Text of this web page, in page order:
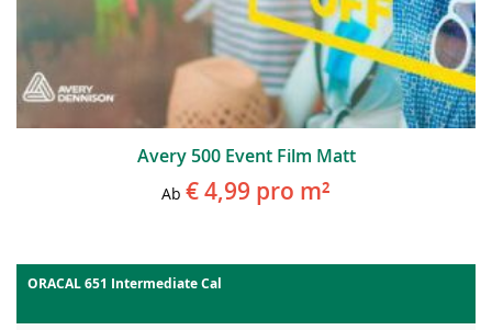
Avery 500 Event Film Matt
Ab € 4,99 pro m²
ORACAL 651 Intermediate Cal